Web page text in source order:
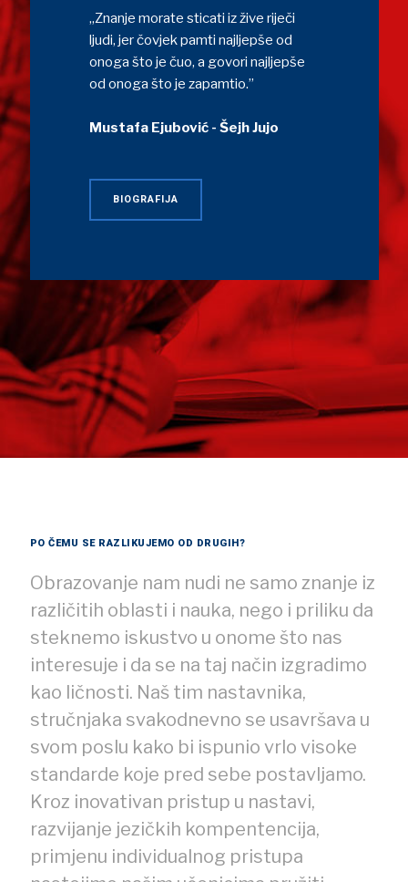
„Znanje morate sticati iz žive riječi
ljudi, jer čovjek pamti najljepše od
onoga što je čuo, a govori najljepše
od onoga što je zapamtio.”
Mustafa Ejubović - Šejh Jujo
BIOGRAFIJA
PO ČEMU SE RAZLIKUJEMO OD DRUGIH?
Obrazovanje nam nudi ne samo znanje iz
različitih oblasti i nauka, nego i priliku da
steknemo iskustvo u onome što nas
interesuje i da se na taj način izgradimo
kao ličnosti. Naš tim nastavnika,
stručnjaka svakodnevno se usavršava u
svom poslu kako bi ispunio vrlo visoke
standarde koje pred sebe postavljamo.
Kroz inovativan pristup u nastavi,
razvijanje jezičkih kompentencija,
primjenu individualnog pristupa